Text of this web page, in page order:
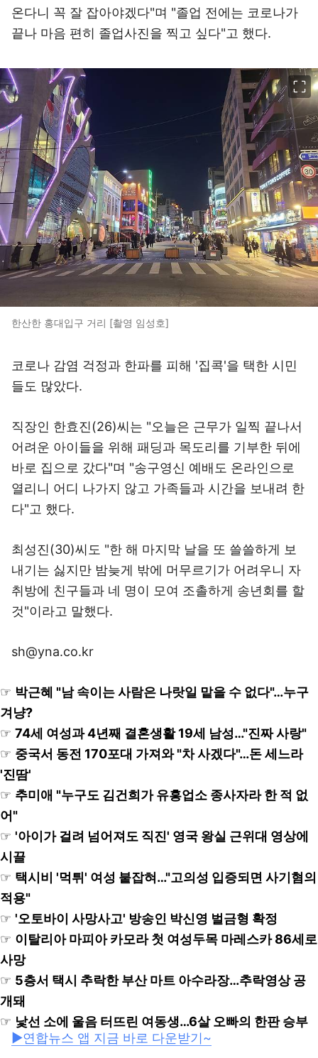
온다니 꼭 잘 잡아야겠다"며 "졸업 전에는 코로나가
끝나 마음 편히 졸업사진을 찍고 싶다"고 했다.
한산한 홍대입구 거리 [촬영 임성호]
코로나 감염 걱정과 한파를 피해 '집콕'을 택한 시민
들도 많았다.
직장인 한효진(26)씨는 "오늘은 근무가 일찍 끝나서
어려운 아이들을 위해 패딩과 목도리를 기부한 뒤에
바로 집으로 갔다"며 "송구영신 예배도 온라인으로
열리니 어디 나가지 않고 가족들과 시간을 보내려 한
다"고 했다.
최성진(30)씨도 "한 해 마지막 날을 또 쓸쓸하게 보
내기는 싫지만 밤늦게 밖에 머무르기가 어려우니 자
취방에 친구들과 네 명이 모여 조촐하게 송년회를 할
것"이라고 말했다.
sh@yna.co.kr
☞ 박근혜 "남 속이는 사람은 나랏일 맡을 수 없다"…누구
겨냥?
☞ 74세 여성과 4년째 결혼생활 19세 남성…"진짜 사랑"
☞ 중국서 동전 170포대 가져와 "차 사겠다"…돈 세느라
'진땀'
☞ 추미애 "누구도 김건희가 유흥업소 종사자라 한 적 없
어"
☞ '아이가 걸려 넘어져도 직진' 영국 왕실 근위대 영상에
시끌
☞ 택시비 '먹튀' 여성 붙잡혀…"고의성 입증되면 사기혐의
적용"
☞ '오토바이 사망사고' 방송인 박신영 벌금형 확정
☞ 이탈리아 마피아 카모라 첫 여성두목 마레스카 86세로
사망
☞ 5층서 택시 추락한 부산 마트 아수라장…추락영상 공
개돼
☞ 낯선 소에 울음 터뜨린 여동생…6살 오빠의 한판 승부
▶연합뉴스 앱 지금 바로 다운받기~